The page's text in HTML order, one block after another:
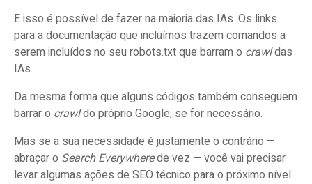
E isso é possível de fazer na maioria das IAs. Os links
para a documentação que incluímos trazem comandos a
serem incluídos no seu robots.txt que barram o crawldas
IAs.
Da mesma forma que alguns códigos também conseguem
barrar o crawldo próprio Google, se for necessário.
Mas se a sua necessidade é justamente o contrário —
abraçar o Search Everywherede vez — você vai precisar
levar algumas ações de SEO técnico para o próximo nível.